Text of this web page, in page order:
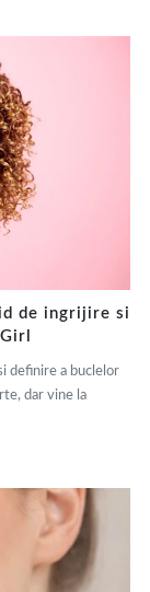
de ingrijire si
definire a buclelor
dar vine la